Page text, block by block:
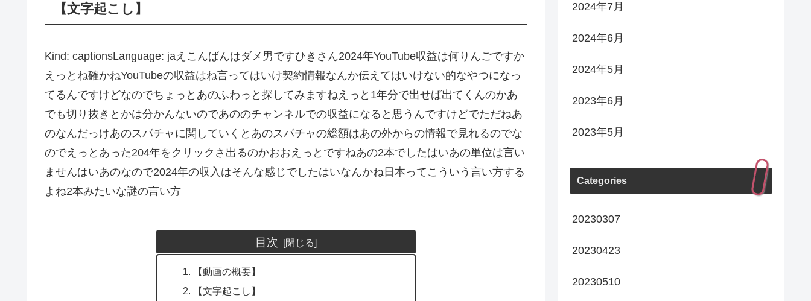
【文字起こし】
Kind: captionsLanguage: jaえこんばんはダメ男ですひきさん2024年YouTube収益は何りんごですか
えっとね確かねYouTubeの収益はね言ってはいけ契約情報なんか伝えてはいけない的なやつになっ
てるんですけどなのでちょっとあのふわっと探してみますねえっと1年分で出せば出てくんのかあ
でも切り抜きとかは分かんないのであののチャンネルでの収益になると思うんですけどでただねあ
のなんだっけあのスパチャに関していくとあのスパチャの総額はあの外からの情報で見れるのでな
のでえっとあった204年をクリックさ出るのかおおえっとですねあの2本でしたはいあの単位は言い
ませんはいあのなので2024年の収入はそんな感じでしたはいなんかね日本ってこういう言い方する
よね2本みたいな謎の言い方
目次
【動画の概要】
【文字起こし】
2024年7月
2024年6月
2024年5月
2023年6月
2023年5月
Categories
20230307
20230423
20230510